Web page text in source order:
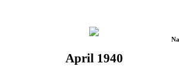
April 1940